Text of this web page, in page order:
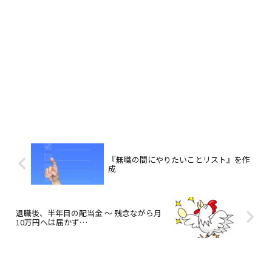
『無職の間にやりたいことリスト』を作
成
退職後、半年目の配当金 ～ 残念ながら月
10万円へは届かず…